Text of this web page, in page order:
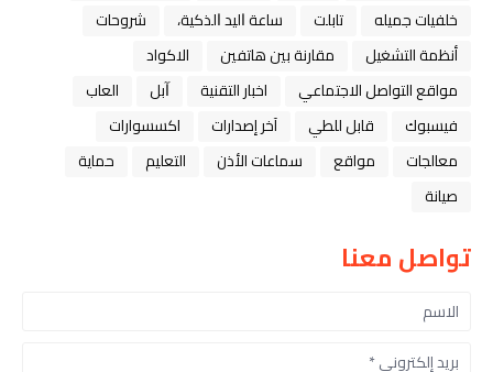
خلفيات جميله
تابلت ﺳﺎﻋﺔ ﺍﻟﻴﺪ ﺍﻟﺬﻛﻴﺔ،
شروحات
أنظمة التشغيل
مقارنة بين هاتفين
الاكواد
مواقع التواصل الاجتماعي
اخبار التقنية ﺁﺑﻞ
العاب
فيسبوك
قابل للطي آخر إصدارات
اكسسوارات
معالجات
مواقع سماعات الأذن التعليم
حماية
صيانة
تواصل معنا